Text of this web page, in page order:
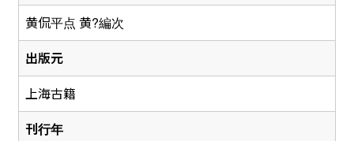
黄侃平点 黄?編次
出版元
上海古籍
刊行年